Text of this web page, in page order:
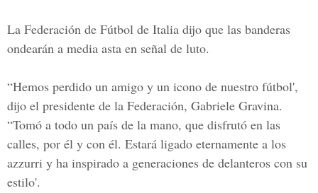
La Federación de Fútbol de Italia dijo que las banderas
ondearán a media asta en señal de luto.
“Hemos perdido un amigo y un icono de nuestro fútbol',
dijo el presidente de la Federación, Gabriele Gravina.
“Tomó a todo un país de la mano, que disfrutó en las
calles, por él y con él. Estará ligado eternamente a los
azzurri y ha inspirado a generaciones de delanteros con su
estilo'.